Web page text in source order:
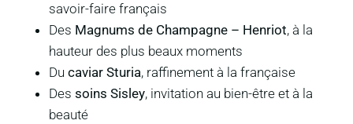
savoir-faire français
Des Magnums de Champagne – Henriot, à la
hauteur des plus beaux moments
Du caviar Sturia, raffinement à la française
Des soins Sisley, invitation au bien-être et à la
beauté